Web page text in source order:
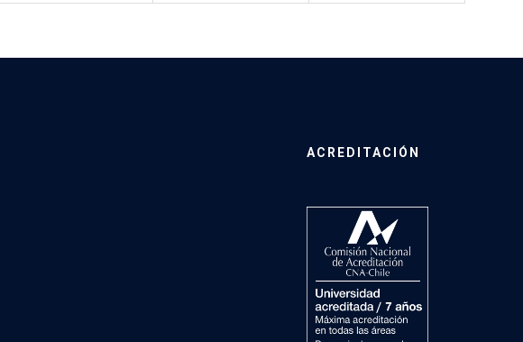
ACREDITACIÓN